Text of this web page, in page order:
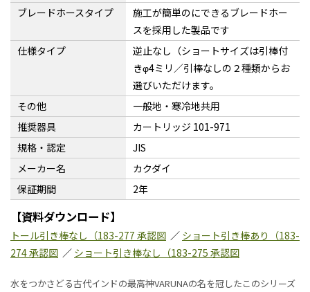
ブレードホースタイプ
施工が簡単のにできるブレードホー
スを採用した製品です
仕様タイプ
逆止なし（ショートサイズは引棒付
きφ4ミリ／引棒なしの２種類からお
選びいただけます。
その他
一般地・寒冷地共用
推奨器具
カートリッジ 101-971
規格・認定
JIS
メーカー名
カクダイ
保証期間
2年
【資料ダウンロード】
トール引き棒なし（183-277 承認図 ／ ショート引き棒あり（183-
274 承認図 ／ ショート引き棒なし（183-275 承認図
水をつかさどる古代インドの最高神VARUNAの名を冠したこのシリーズ